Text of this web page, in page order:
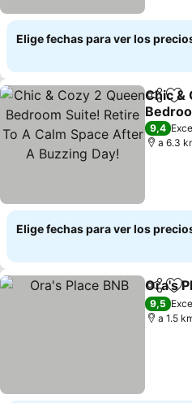
Elige fechas para ver los
Chic &
A
Ver
9,4
a 6.3
Elige fechas para ver los
Ora's
9,5
a 1.5